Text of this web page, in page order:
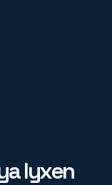
lyxen